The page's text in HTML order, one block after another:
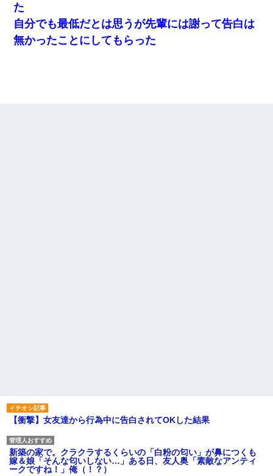
た
自分でも最低だとは思うが先輩には謝って告白は
無かったことにしてもらった
【衝撃】女友達から行為中に告白されてOKした結果
新築の家で。クラクラするくらいの「白粉の匂い」が鼻につくも
嫁＆娘「そんな匂いしない…」ある日、友人奥「素敵なアンティ
ークですね！」俺（！？）